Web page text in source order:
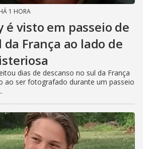
1 HORA
é visto em passeio de
França ao lado de
dias de descanso no sul da França
ao ser fotografado durante um passeio